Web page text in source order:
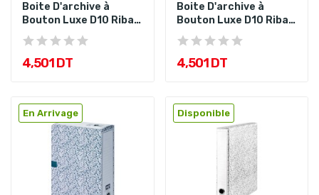
Boite D'archive à
Bouton Luxe D10 Ribat
Orange
4,501 DT
Boite D'archive à
Bouton Luxe D10 Ribat
Rouge
4,501 DT
En Arrivage Disponible